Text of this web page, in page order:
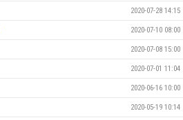
2020-07-28 14:15
2020-07-10 08:00
2020-07-08 15:00
2020-07-01 11:04
2020-06-16 10:00
2020-05-19 10:14